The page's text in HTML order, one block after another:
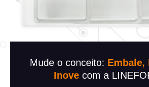
Mude o conceito: Embale,
Inove com a